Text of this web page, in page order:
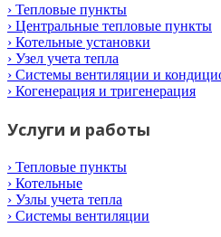
› Тепловые пункты
› Центральные тепловые пункты
› Котельные установки
› Узел учета тепла
› Системы вентиляции и
› Когенерация и тригенерация
Услуги и работы
› Тепловые пункты
› Котельные
› Узлы учета тепла
› Системы вентиляции